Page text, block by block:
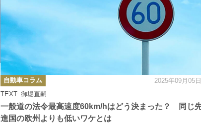
一般道の法令最高速度60km/hはどう決まった？ 同じ
進国の欧州よりも低いワケとは
TEXT: 御堀直嗣
カ
テ
ゴ
リ
自動車コラム 2025年09月05日